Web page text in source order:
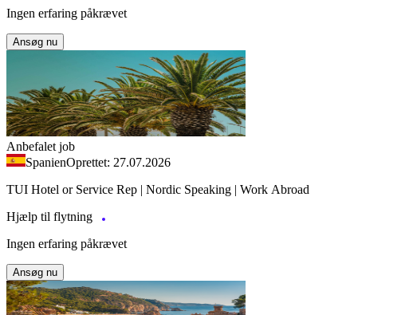
Ingen erfaring påkrævet
Ansøg nu
Anbefalet job
SpanienOprettet: 27.07.2026
TUI Hotel or Service Rep | Nordic Speaking | Work Abroad
Hjælp til flytning
Ingen erfaring påkrævet
Ansøg nu